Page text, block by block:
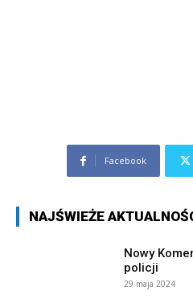
Facebook
NAJŚWIEŻE
Nowy
policji
29 maja 2024